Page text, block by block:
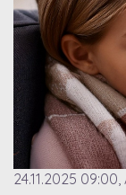
24.11.2025